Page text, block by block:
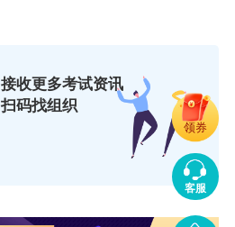
接收更多考试资讯
扫码找组织
客服
领券